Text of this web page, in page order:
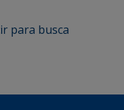
ir para busca